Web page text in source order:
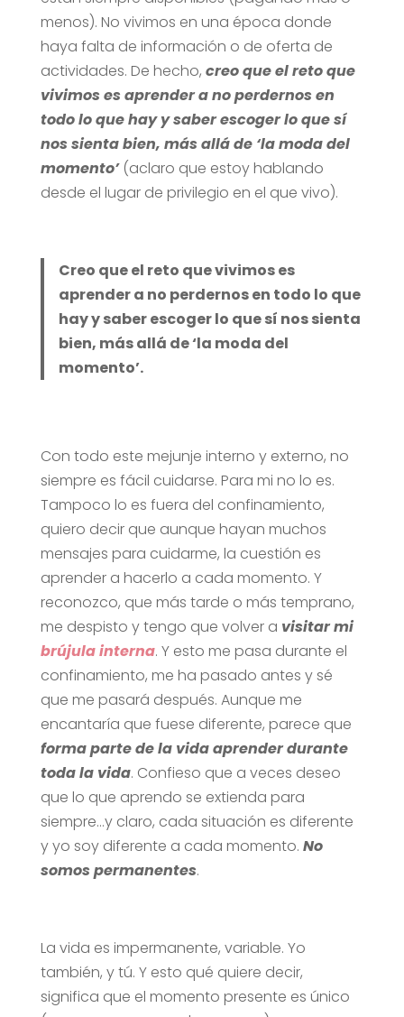
menos). No vivimos en una época donde
haya falta de información o de oferta de
actividades. De hecho, creo que el reto que
vivimos es aprender a no perdernos en
todo lo que hay y saber escoger lo que sí
nos sienta bien, más allá de ‘la moda del
momento’(aclaro que estoy hablando
desde el lugar de privilegio en el que vivo).
Creo que el reto que vivimos es
aprender a no perdernos en todo lo que
hay y saber escoger lo que sí nos sienta
bien, más allá de ‘la moda del
momento’.
Con todo este mejunje interno y externo, no
siempre es fácil cuidarse. Para mi no lo es.
Tampoco lo es fuera del confinamiento,
quiero decir que aunque hayan muchos
mensajes para cuidarme, la cuestión es
aprender a hacerlo a cada momento. Y
reconozco, que más tarde o más temprano,
me despisto y tengo que volver a visitar mi
brújula interna. Y esto me pasa durante el
confinamiento, me ha pasado antes y sé
que me pasará después. Aunque me
encantaría que fuese diferente, parece que
forma parte de la vida aprender durante
toda la vida. Confieso que a veces deseo
que lo que aprendo se extienda para
siempre…y claro, cada situación es diferente
y yo soy diferente a cada momento. No
somos permanentes.
La vida es impermanente, variable. Yo
también, y tú. Y esto qué quiere decir,
significa que el momento presente es único